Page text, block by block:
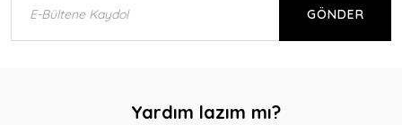
GÖNDER
Yardım lazım mı?